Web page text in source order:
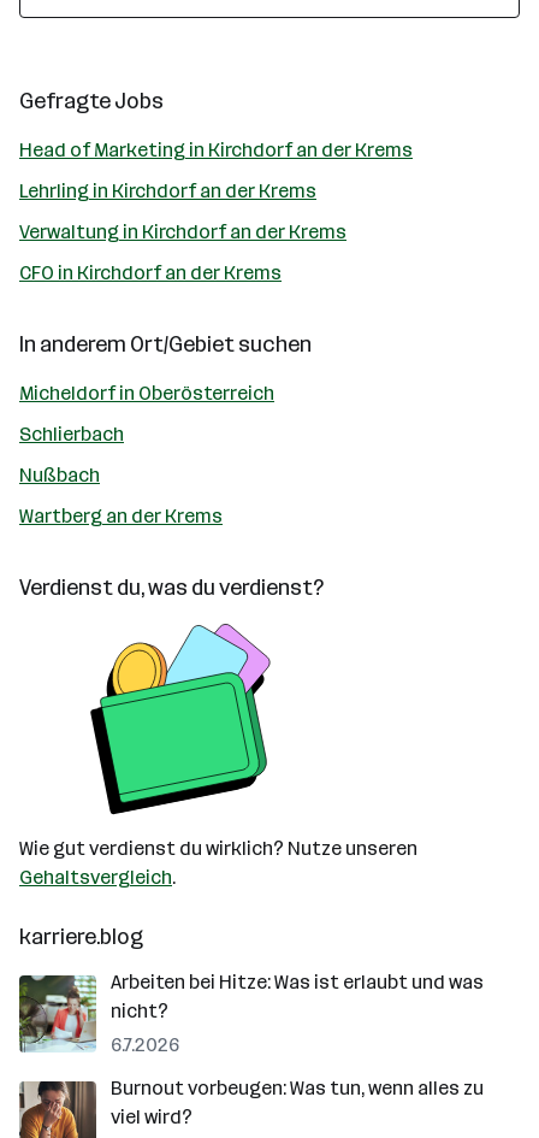
Gefragte Jobs
Head of Marketing in Kirchdorf an der Krems
Lehrling in Kirchdorf an der Krems
Verwaltung in Kirchdorf an der Krems
CFO in Kirchdorf an der Krems
In anderem Ort/Gebiet suchen
Micheldorf in Oberösterreich
Schlierbach
Nußbach
Wartberg an der Krems
Verdienst du, was du verdienst?
Wie gut verdienst du wirklich? Nutze unseren
Gehaltsvergleich.
karriere.blog
Arbeiten bei Hitze: Was ist erlaubt und was
nicht?
6.7.2026
Burnout vorbeugen: Was tun, wenn alles zu
viel wird?